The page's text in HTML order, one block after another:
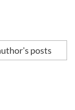
posts